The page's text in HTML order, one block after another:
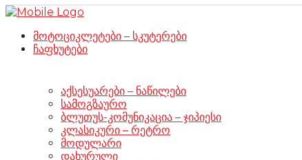
მოტოციკლეტები – სკუტერები
ჩაფხუტები
აქსესუარები – ნაწილები
სამოგზაურო
ბლუთუს-კომუნიკაცია – ჯიპიესი
კლასიკური – რეტრო
მოდულარი
დახურული